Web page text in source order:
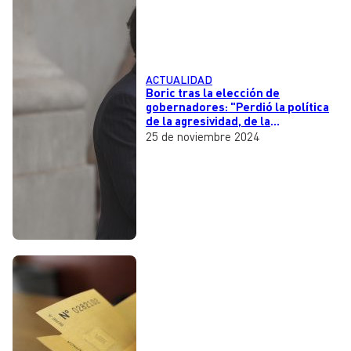
ACTUALIDAD
Boric tras la elección de
gobernadores: "Perdió la política
de la agresividad, de la
polarización y de los discursos de
25 de noviembre 2024